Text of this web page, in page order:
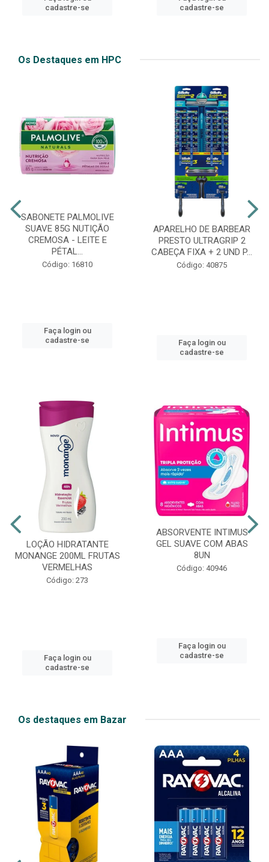
cadastre-se
cadastre-se
Os Destaques em HPC
SABONETE PALMOLIVE
SUAVE 85G NUTIÇÃO
CREMOSA - LEITE E
PÉTAL...
Código: 16810
Faça login ou
cadastre-se
APARELHO DE BARBEAR
PRESTO ULTRAGRIP 2
CABEÇA FIXA + 2 UND P...
Código: 40875
Faça login ou
cadastre-se
LOÇÃO HIDRATANTE
MONANGE 200ML FRUTAS
VERMELHAS
Código: 273
Faça login ou
cadastre-se
ABSORVENTE INTIMUS
GEL SUAVE COM ABAS
8UN
Código: 40946
Faça login ou
cadastre-se
Os destaques em Bazar